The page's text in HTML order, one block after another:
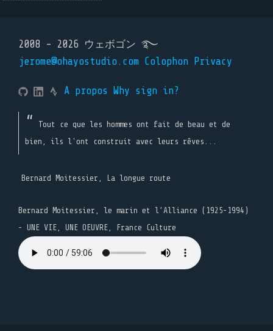
2008 - 2026 ウェボゴン ࿐
jerome@ohayostudio.com Colophon Privacy
A propos Why sign in?
Tout ce que les hommes ont fait de beau et de
bien, ils l'ont construit avec leurs rêves...
Bernard Moitessier, La longue route
Bernard Moitessier, le marin et l’Alliance (1925-1994)
- UNE VIE, UNE OEUVRE, France Culture